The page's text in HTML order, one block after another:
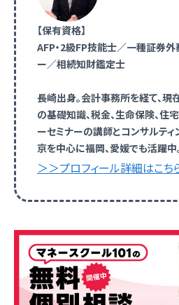
【保有資格】
AFP・2級FP技能士／一種証券
ー／相続知財鑑定士
長崎出身。会計事務所を経て、現
の基礎知識、税金、生命保険、住
ーセミナーの講師とコンサルティ
京を中心に福岡、愛媛でも活躍中
＞＞プロフィール詳細はこち